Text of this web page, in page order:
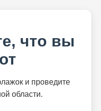
что вы
и проведите
области.